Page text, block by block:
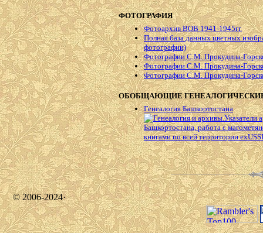
ФОТОГРАФИЯ
Фотоархив ВОВ 1941-1945гг.
Полная база данных цветных
фотографии)
Фотографии С.М. Прокудина-
Фотографии С.М. Прокудина-
Фотографии С.М. Прокудина-
ОБОБЩАЮЩИЕ
Генеалогия Башкортостана
© 2006-2024·